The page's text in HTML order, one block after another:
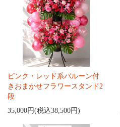
ピンク・レッド系バルーン付
きおまかせフラワースタンド2
段
35,000円(税込38,500円)